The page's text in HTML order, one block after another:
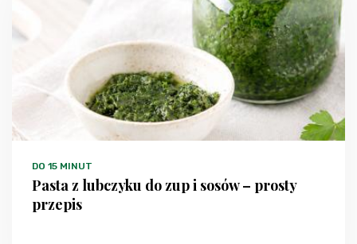
DO 15 MINUT
Pasta z lubczyku do zup i sosów – prosty
przepis